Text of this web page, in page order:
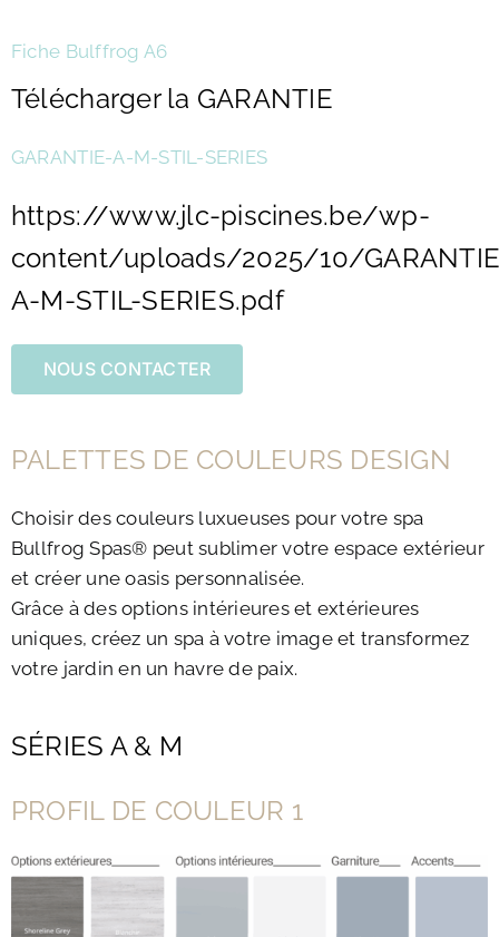
Fiche Bulffrog A6
Télécharger la GARANTIE
GARANTIE-A-M-STIL-SERIES
https://www.jlc-piscines.be/wp-
content/uploads/2025/10/
A-M-STIL-SERIES.pdf
NOUS CONTACTER
PALETTES DE COULEURS DESIGN
Choisir des couleurs luxueuses pour votre spa
Bullfrog Spas® peut sublimer votre espace extérieur
et créer une oasis personnalisée.
Grâce à des options intérieures et extérieures
uniques, créez un spa à votre image et transformez
votre jardin en un havre de paix.
SÉRIES A & M
PROFIL DE COULEUR 1